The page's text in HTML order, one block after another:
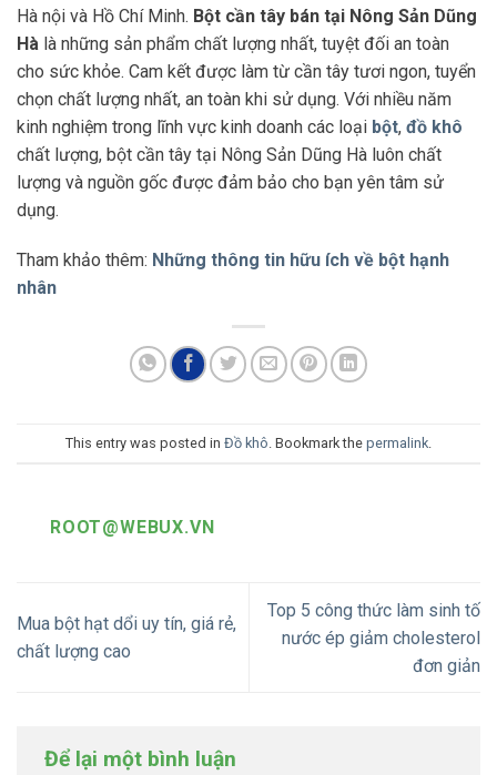
Hà nội và Hồ Chí Minh. Bột cần tây bán tại Nông Sản Dũng
Hà là những sản phẩm chất lượng nhất, tuyệt đối an toàn
cho sức khỏe. Cam kết được làm từ cần tây tươi ngon, tuyển
chọn chất lượng nhất, an toàn khi sử dụng. Với nhiều năm
kinh nghiệm trong lĩnh vực kinh doanh các loại bột, đồ khô
chất lượng, bột cần tây tại Nông Sản Dũng Hà luôn chất
lượng và nguồn gốc được đảm bảo cho bạn yên tâm sử
dụng.
Tham khảo thêm: Những thông tin hữu ích về bột hạnh
nhân
This entry was posted in Đồ khô . Bookmark the permalink
ROOT@WEBUX.VN
Mua bột hạt dổi uy tín, giá rẻ,
chất lượng cao
Top 5 công thức làm sinh tố
nước ép giảm cholesterol
đơn giản
Để lại một bình luận